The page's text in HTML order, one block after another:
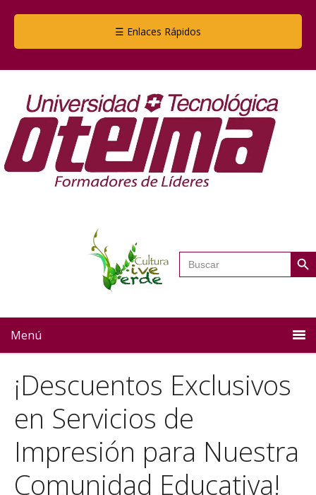
☰ Enlaces Rápidos
Buscar: Botón
Menú
¡Descuentos Exclusivos
en Servicios de
Impresión para Nuestra
Comunidad Educativa!